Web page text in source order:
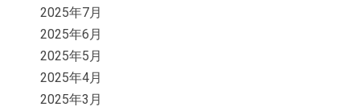
2025年7月
2025年6月
2025年5月
2025年4月
2025年3月